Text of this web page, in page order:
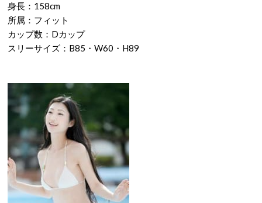
身長：158cm
所属：フィット
カップ数：Dカップ
スリーサイズ：B85・W60・H89